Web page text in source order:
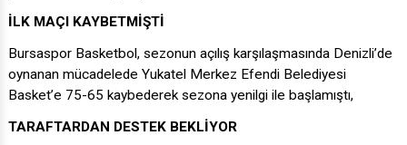
İLK MAÇI KAYBETMİŞTİ
Bursaspor Basketbol, sezonun açılış karşılaşmasında Denizli’de
oynanan mücadelede Yukatel Merkez Efendi Belediyesi
Basket’e 75-65 kaybederek sezona yenilgi ile başlamıştı,
TARAFTARDAN DESTEK BEKLİYOR